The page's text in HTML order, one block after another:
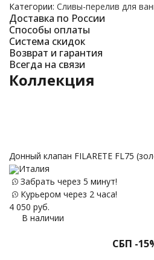
Категории: Cливы-перелив для
Доставка по России
Способы оплаты
Система скидок
Возврат и гарантия
Всегда на связи
Коллекция
Донный клапан FILARETE FL75
Италия
Забрать через 5 минут!
Курьером через 2 часа!
4 050 руб.
В наличии
СБП -